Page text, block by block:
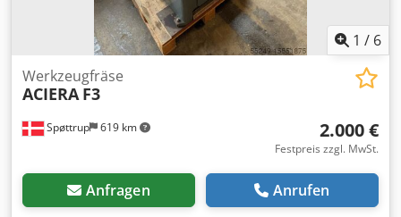
1 / 6
Spøttrup 619 km
Werkzeugfräse
ACIERA F3
2.000 €
Festpreis zzgl. MwSt.
Anfragen Anrufen